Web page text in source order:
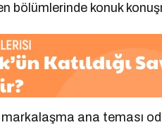
bölümlerinde konuk
ana teması